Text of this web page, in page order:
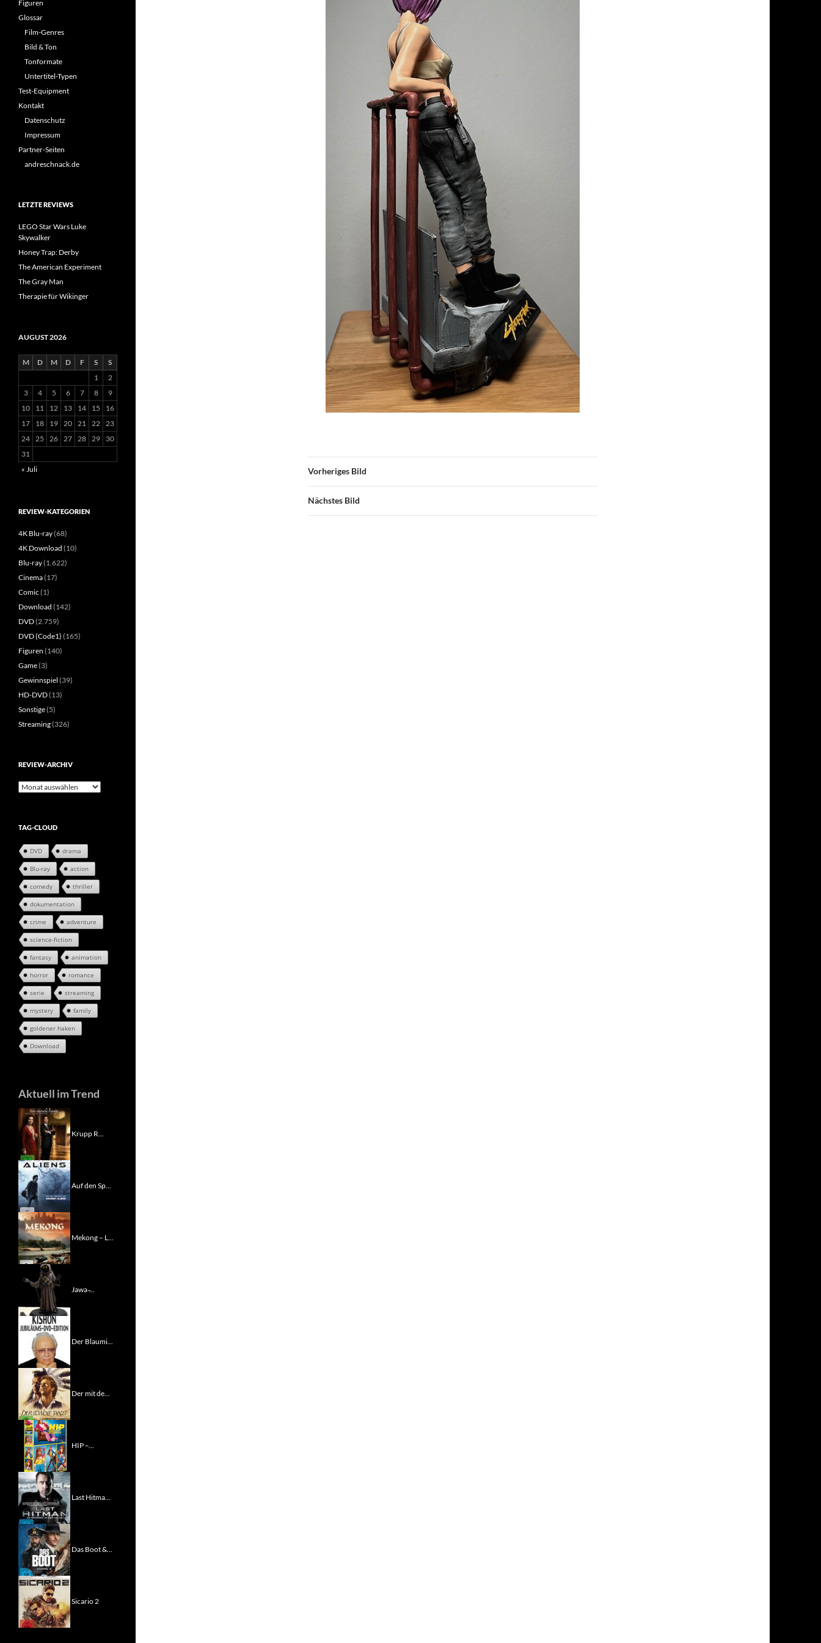
Vorheriges Bild
Nächstes Bild
Figuren
Glossar
Film-Genres
Bild & Ton
Tonformate
Untertitel-Typen
Test-Equipment
Kontakt
Datenschutz
Impressum
Partner-Seiten
andreschnack.de
LETZTE REVIEWS
LEGO Star Wars Luke
Skywalker
Honey Trap: Derby
The American Experiment
The Gray Man
Therapie für Wikinger
AUGUST 2026
M D M D F S
S
1
2
3
4 5 6 7 8
9
10
11 12 13 14 15
16
17
18 19 20 21 22 23
24 25 26 27 28 29
30
31
« Juli
REVIEW-KATEGORIEN
4K Blu-ray(68)
4K Download (10)
Blu-ray(1.622)
Cinema(17)
Comic (1)
Download (142)
DVD(2.759)
DVD (Code1) (165)
Figuren (140)
Game(3)
Gewinnspiel (39)
HD-DVD(13)
Sonstige(5)
Streaming(326)
REVIEW-ARCHIV
Review-
TAG-CLOUD
DVD drama
Blu-ray action
comedy thriller
dokumentation
crime adventure
science-fiction
fantasy animation
horror romance
serie streaming
mystery family
goldener haken
Download
Aktuell im Trend
Krupp R...
Auf den Sp...
Mekong – L...
Jawa ̵...
Der Blaumi...
Der mit de...
HIP –...
Last Hitma...
Das Boot &...
Sicario 2